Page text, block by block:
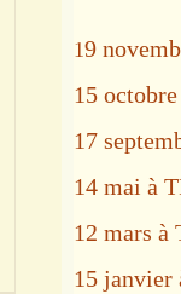
19
15
17
14 mai à
12 mars à
15 janvier